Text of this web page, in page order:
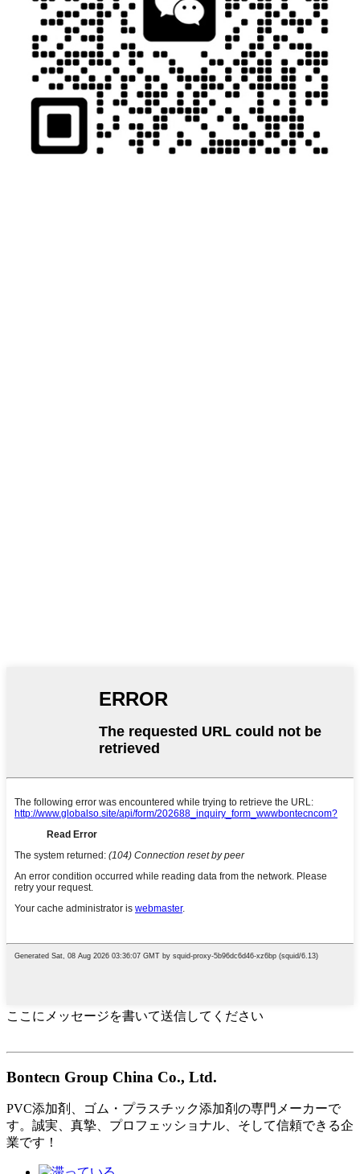
ここにメッセージを書いて送信してください
Bontecn Group China Co., Ltd.
PVC添加剤、ゴム・プラスチック添加剤の専門メーカーで
す。誠実、真摯、プロフェッショナル、そして信頼できる企
業です！